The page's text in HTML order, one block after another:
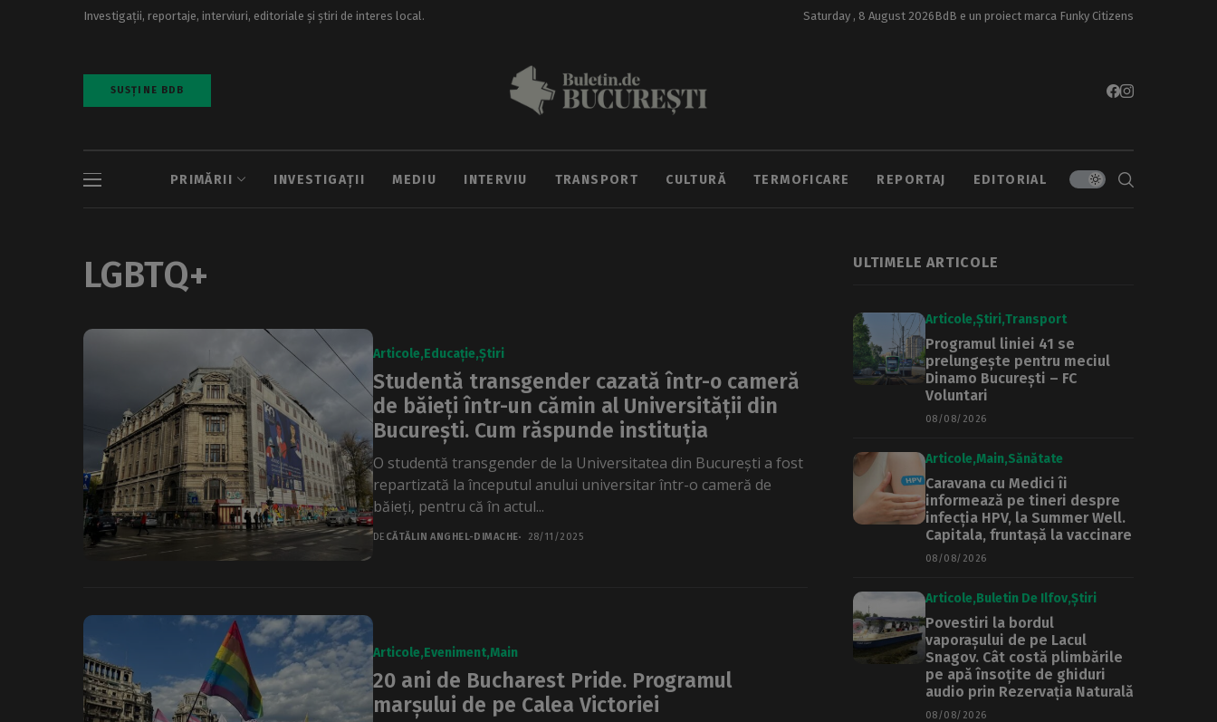
Investigații, reportaje, interviuri, editoriale și știri de interes local. Saturday , 8 August 2026BdB e un proiect marca Funky Citizens
SUSȚINE BDB
PRIMĂRII INVESTIGAȚII MEDIU INTERVIU TRANSPORT CULTURĂ TERMOFICARE REPORTAJ EDITORIAL
LGBTQ+
Articole Educație Știri
Studentă transgender cazată într-o cameră
de băieți într-un cămin al Universității din
București. Cum răspunde instituția
O studentă transgender de la Universitatea din București a fost
repartizată la începutul anului universitar într-o cameră de
băieți, pentru că în actul...
DE CĂTĂLIN ANGHEL-DIMACHE 28/11/2025
Articole Eveniment Main
20 ani de Bucharest Pride. Programul
marșului de pe Calea Victoriei
ULTIMELE ARTICOLE
Articole Știri Transport
Programul liniei 41 se
prelungește pentru meciul
Dinamo București – FC
Voluntari
08/08/2026
Articole Main Sănătate
Caravana cu Medici îi
informează pe tineri despre
infecția HPV, la Summer Well.
Capitala, fruntașă la vaccinare
08/08/2026
Articole Buletin De Ilfov Știri
Povestiri la bordul
vaporașului de pe Lacul
Snagov. Cât costă plimbările
pe apă însoțite de ghiduri
audio prin Rezervația Naturală
08/08/2026